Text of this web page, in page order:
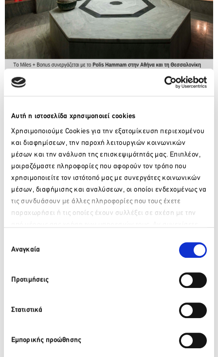
Αυτή η ιστοσελίδα χρησιμοποιεί cookies
Χρησιμοποιούμε Cookies για την εξατομίκευση περιεχομένου
και διαφημίσεων, την παροχή λειτουργιών κοινωνικών
μέσων και την ανάλυση της επισκεψιμότητάς μας. Επιπλέον,
μοιραζόμαστε πληροφορίες που αφορούν τον τρόπο που
χρησιμοποιείτε τον ιστότοπό μας με συνεργάτες κοινωνικών
μέσων, διαφήμισης και αναλύσεων, οι οποίοι ενδεχομένως να
τις συνδυάσουν με άλλες πληροφορίες που τους έχετε
παραχωρήσει ή τις οποίες έχουν συλλέξει σε σχέση με την
των Cookies μας.
συγκατάθεσης
Αναγκαία
Προτιμήσεις
Στατιστικά
Εμπορικής προώθησης
συνεργασία αφορά το πρόγραμμα miles+bonus
κάτοχοι των καρτών, έχουν την δυνατότητα ν’ αγοράσουν
υπηρεσίες στο
Hammam
και να κερδίσουν μίλια,
καθώς και να εξαργυρώσουν μίλια έναντι υπηρεσιών.
Facebook Twitter LinkedIn
Πίσω
Πρόσφατα νέα
ΒΙΚΟΣ: Το φυσικό μεταλλικό νερό ΒΙΚΟΣ στο πλευρό της
Περισσότερα